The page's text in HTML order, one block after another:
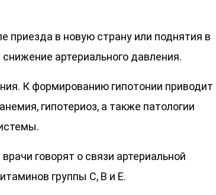
приезда в новую страну или поднятия в
артериального давления.
К формированию гипотонии приводит
гипотериоз, а также патологии
говорят о связи артериальной
группы С, В и Е.